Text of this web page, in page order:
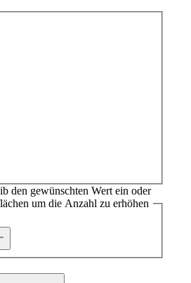
den gewünschten Wert ein oder
um die Anzahl zu erhöhen